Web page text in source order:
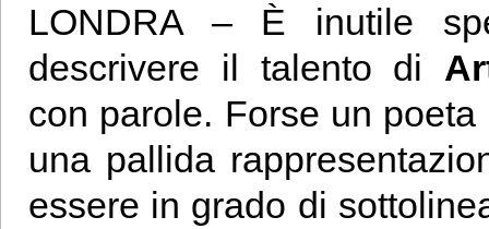
LONDRA – È inutile
descrivere il talento di
con parole. Forse un
una pallida
essere in grado di